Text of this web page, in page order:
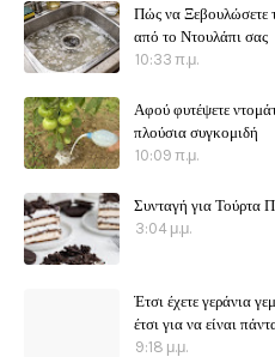
Πώς να Ξεβουλώσετε
από το Ντουλάπι σας
10:33 π.μ.
Αφού φυτέψετε
πλούσια συγκομιδή
10:09 π.μ.
Συνταγή για Τούρτα
3:04 μ.μ.
Έτσι έχετε γεράνια
έτσι για να είναι
9:18 μ.μ.